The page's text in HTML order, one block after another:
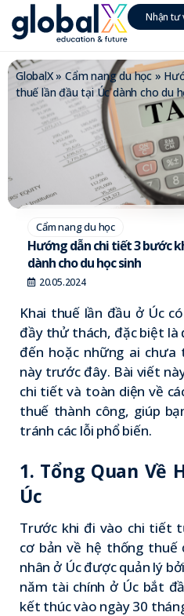
Nhận tư
GlobalX»Cẩm nang du học »
thuế lần đầu tại Úc dành cho du
Cẩm nang du học
Hướng dẫn chi tiết 3 bước
dành cho du học sinh
20.05.2024
Khai thuế lần đầu ở Úc
đầy thử thách, đặc biệt
đến hoặc những ai
này trước đây. Bài viết
chi tiết và toàn diện về
thuế thành công, giúp
tránh các lỗi phổ biến.
1. Tổng Quan Về
Úc
Trước khi đi vào chi tiết
cơ bản về hệ thống thuế
nhân ở Úc được quản lý
năm tài chính ở Úc bắt
kết thúc vào ngày 30